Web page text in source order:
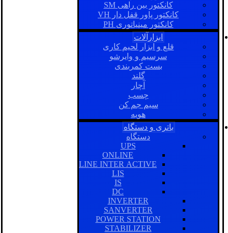
کانکتور بین راهی SM
کانکتور پاور قفل دار VH
کانکتور مینیاتوری PH
ابزارآلات
قلع و ابزار لحیم کاری
سرسیم و وایرشو
بست کمربندی
گلند
آچار
چسب
سیم جم کن
هویه
باتری و دستگاه
دستگاه
UPS
ONLINE
LINE INTER ACTIVE
LIS
IS
DC
INVERTER
SANVERTER
POWER STATION
STABILIZER